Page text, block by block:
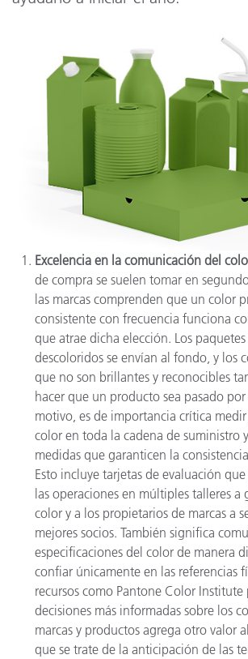
Excelencia en la comunicación del
de compra se suelen tomar en
las marcas comprenden que un color
consistente con frecuencia funciona
que atrae dicha elección. Los
descoloridos se envían al fondo, y los
que no son brillantes y reconocibles
hacer que un producto sea pasado
motivo, es de importancia crítica medir
color en toda la cadena de suministro
medidas que garanticen la
Esto incluye tarjetas de evaluación
las operaciones en múltiples talleres a
color y a los propietarios de marcas a
mejores socios. También significa
especificaciones del color de manera
confiar únicamente en las referencias
recursos como Pantone Color Institute
decisiones más informadas sobre los
marcas y productos agrega otro valor
que se trate de la anticipación de las